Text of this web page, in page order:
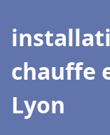
chauffe
Lyon